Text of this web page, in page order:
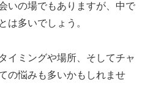
いの場でもありますが、中で
は多いでしょう。
イミングや場所、そしてチャ
の悩みも多いかもしれませ